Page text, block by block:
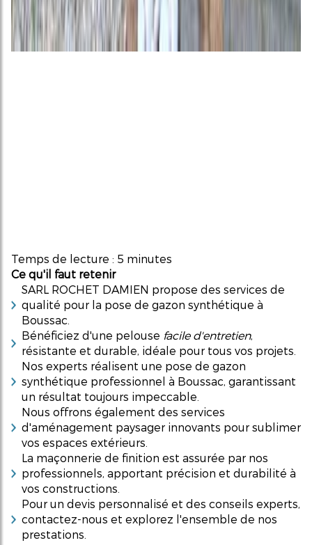
Temps de lecture : 5 minutes
Ce qu'il faut retenir
SARL ROCHET DAMIEN propose des services de
qualité pour la pose de gazon synthétique à
Boussac.
Bénéficiez d'une pelouse facile d'entretien,
résistante et durable, idéale pour tous vos projets.
Nos experts réalisent une pose de gazon
synthétique professionnel à Boussac, garantissant
un résultat toujours impeccable.
Nous offrons également des services
d'aménagement paysager innovants pour sublimer
vos espaces extérieurs.
La maçonnerie de finition est assurée par nos
professionnels, apportant précision et durabilité à
vos constructions.
Pour un devis personnalisé et des conseils experts,
contactez-nous et explorez l'ensemble de nos
prestations.